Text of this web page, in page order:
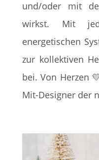
und/oder mit
wirkst. Mit
energetischen
zur kollektiven
bei. Von Herzen
Mit-Designer der